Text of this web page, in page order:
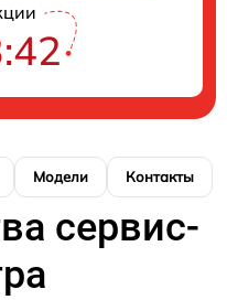
Модели Контакты
сервис-